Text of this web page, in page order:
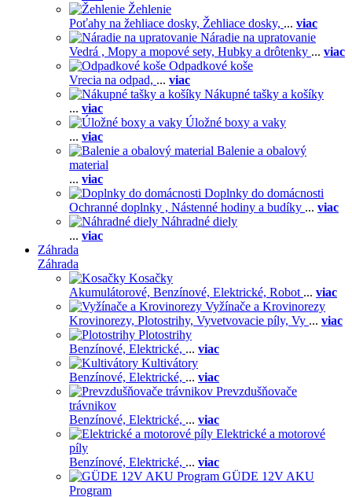
Žehlenie
Poťahy na žehliace dosky, Žehliace dosky, ... viac
Náradie na upratovanie
Vedrá , Mopy a mopové sety, Hubky a drôtenky ... viac
Odpadkové koše
Vrecia na odpad, ... viac
Nákupné tašky a košíky
... viac
Úložné boxy a vaky
... viac
Balenie a obalový
material
... viac
Doplnky do domácnosti
Ochranné doplnky , Nástenné hodiny a budíky ... viac
Náhradné diely
... viac
Záhrada
Záhrada
Kosačky
Akumulátorové, Benzínové, Elektrické, Robot ... viac
Vyžínače a Krovinorezy
Krovinorezy, Plotostrihy, Vyvetvovacie píly, Vy ... viac
Plotostrihy
Benzínové, Elektrické, ... viac
Kultivátory
Benzínové, Elektrické, ... viac
Prevzdušňovače
trávnikov
Benzínové, Elektrické, ... viac
Elektrické a motorové
píly
Benzínové, Elektrické, ... viac
GÜDE 12V AKU
Program